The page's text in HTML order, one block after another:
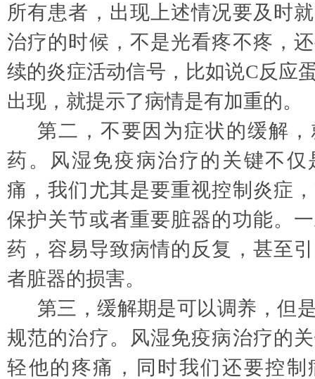
所有患者，出现上述情况要及时
治疗的时候，不是光看疼不疼，
续的炎症活动信号，比如说C反应
出现，就提示了病情是有加重的。
第二，不要因为症状的缓解
药。风湿免疫病治疗的关键不仅
痛，我们尤其是要重视控制炎症
保护关节或者重要脏器的功能。
药，容易导致病情的反复，甚至
者脏器的损害。
第三，缓解期是可以调养，但
规范的治疗。风湿免疫病治疗的
轻他的疼痛，同时我们还要控制